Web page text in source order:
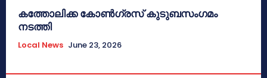
കത്തോലിക്ക കോൺഗ്രസ് കുടുബസംഗമം
നടത്തി
Local News June 23, 2026